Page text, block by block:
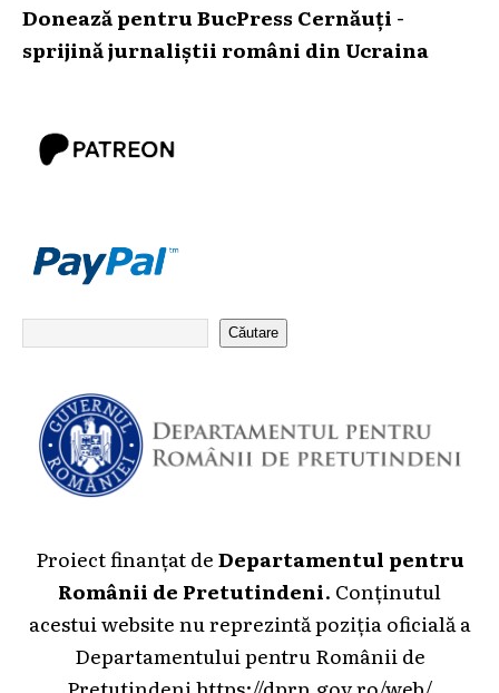
Donează pentru BucPress Cernăuți -
sprijină jurnaliștii români din Ucraina
Căutare
Proiect finanțat deDepartamentul pentru
Românii de Pretutindeni. Conținutul
acestui website nu reprezintă poziția oficială a
Departamentului pentru Românii de
Pretutindeni https://dprp.gov.ro/web/